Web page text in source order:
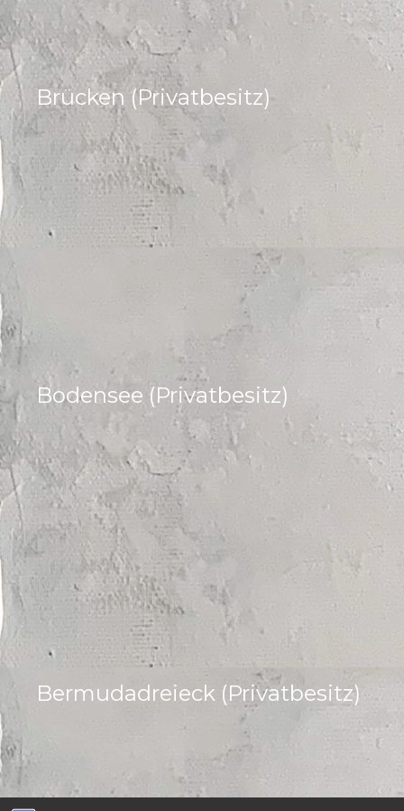
Brücken (Privatbesitz)
Bodensee (Privatbesitz)
Bermudadreieck (Privatbesitz)